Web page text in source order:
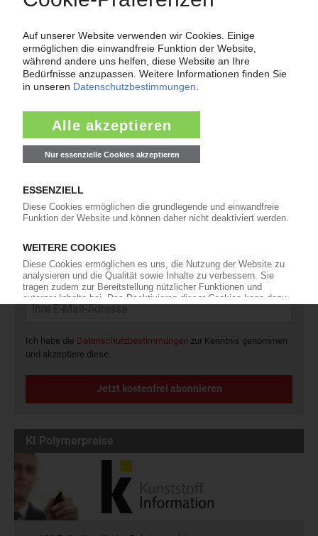
42
Interviews
16
In eigener Sache
Newsletter
Die wichtigsten Nachrichten und Neuigkeiten aus der
Kunststoffbranche – jeden Tag brandaktuell!
Ich habe die Datenschutzbestimmungen zur Kenntnis genommen
und akzeptiere diese.
Jetzt kostenfrei abonnieren
KI Polymerpreise